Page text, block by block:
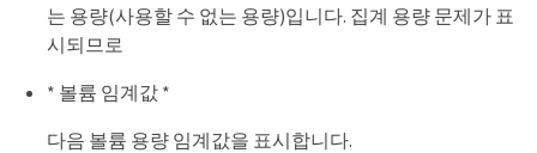
는 용량(사용할 수 없는 용량)입니다. 집계 용량 문제가 표
시되므로
* 볼륨 임계값 *
다음 볼륨 용량 임계값을 표시합니다.